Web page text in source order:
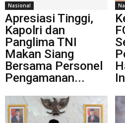
Nasional
Apresiasi Tinggi,
Kapolri dan
Panglima TNI
Makan Siang
Bersama Personel
Pengamanan...